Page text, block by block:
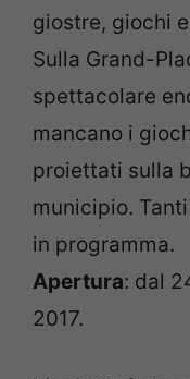
giostre, giochi
Sulla Grand-
spettacolare
mancano i
proiettati sulla
municipio.
in programma.
Apertura: dal
2017.